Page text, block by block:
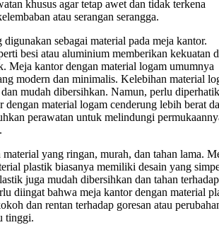
khusus agar tetap awet dan tidak terkena
atau serangan serangga.
sebagai material pada meja kantor.
besi atau aluminium memberikan kekuatan
Meja kantor dengan material logam umumnya
modern dan minimalis. Kelebihan material
mudah dibersihkan. Namun, perlu
dengan material logam cenderung lebih berat
perawatan untuk melindungi
yang ringan, murah, dan tahan lama.
plastik biasanya memiliki desain yang
juga mudah dibersihkan dan tahan terhadap
diingat bahwa meja kantor dengan material
dan rentan terhadap goresan atau
tinggi.